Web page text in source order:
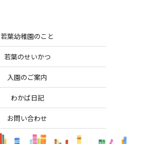
若葉幼稚園のこと
若葉のせいかつ
入園のご案内
わかば日記
お問い合わせ